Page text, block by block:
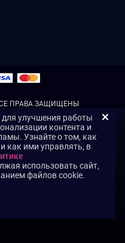
ПРАВА ЗАЩИЩЕНЫ
улучшения работы
контента и
Узнайте о том, как
как ими управлять, в
использовать сайт,
файлов cookie.